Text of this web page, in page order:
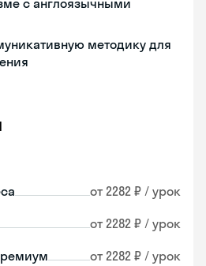
с англоязычными
методику для
от 2282 ₽ / урок
от 2282 ₽ / урок
от 2282 ₽ / урок